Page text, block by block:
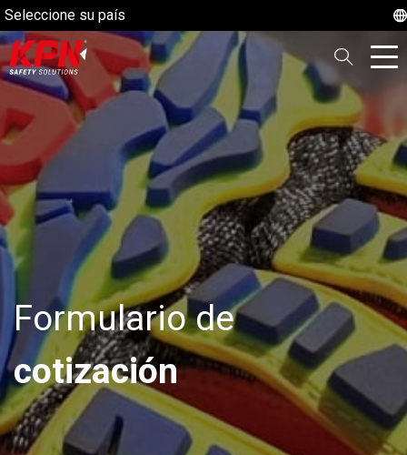
Seleccione su país
Formulario de
cotización